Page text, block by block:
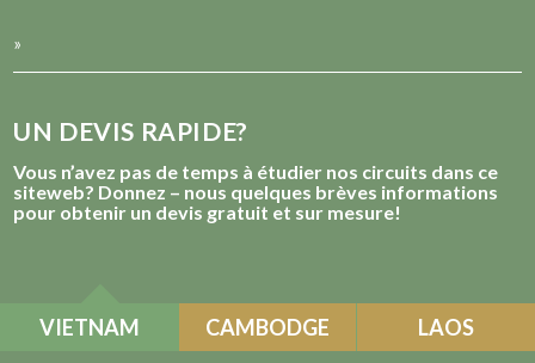
»
UN DEVIS RAPIDE?
Vous n’avez pas de temps à étudier nos circuits dans ce
siteweb? Donnez – nous quelques brèves informations
pour obtenir un devis gratuit et sur mesure!
VIETNAM CAMBODGE LAOS